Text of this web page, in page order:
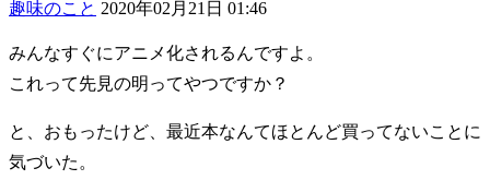
趣味のこと 2020年02月21日 01:46
みんなすぐにアニメ化されるんですよ。
これって先見の明ってやつですか？
と、おもったけど、最近本なんてほとんど買ってないことに
気づいた。